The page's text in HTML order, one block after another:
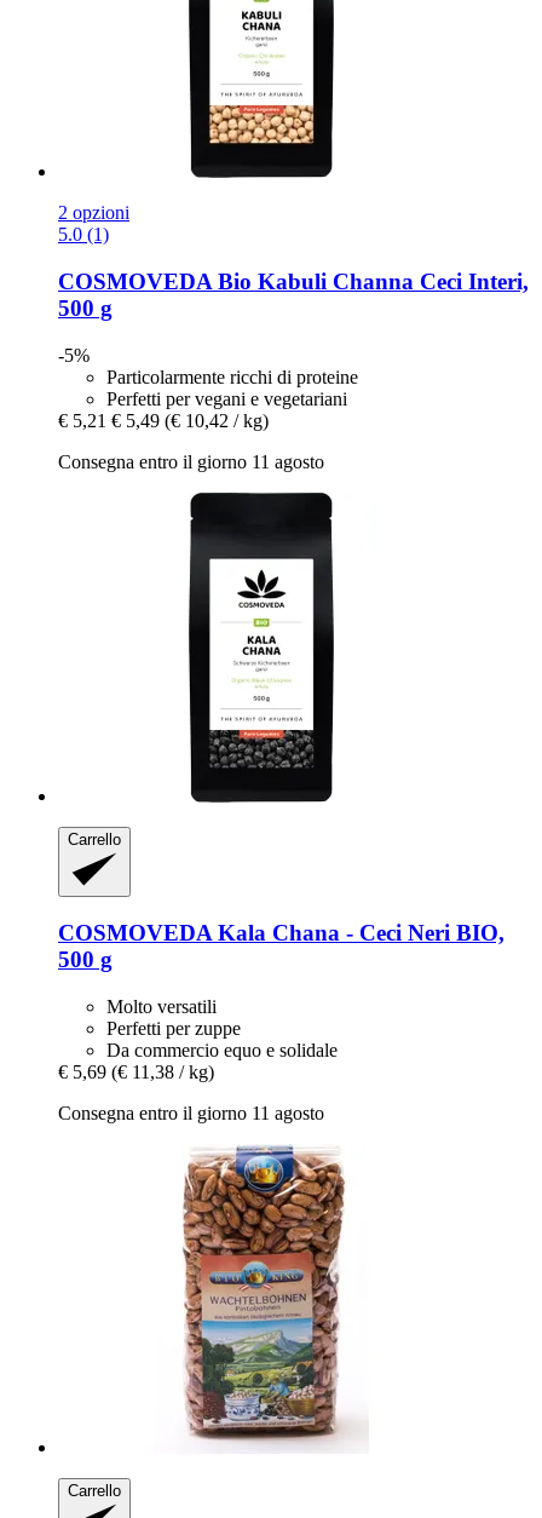
2 opzioni
5.0 (1)
COSMOVEDA Bio Kabuli Channa Ceci Interi,
500 g
-5%
Particolarmente ricchi di proteine
Perfetti per vegani e vegetariani
€ 5,21 € 5,49 (€ 10,42 / kg)
Consegna entro il giorno 11 agosto
Carrello
COSMOVEDA Kala Chana -​ Ceci Neri BIO,
500 g
Molto versatili
Perfetti per zuppe
Da commercio equo e solidale
€ 5,69 (€ 11,38 / kg)
Consegna entro il giorno 11 agosto
Carrello